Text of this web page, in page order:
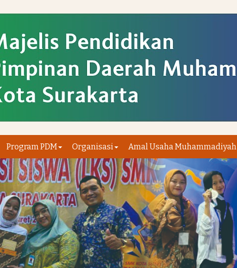
Program PDM Organisasi Amal Usaha Muhammadiyah